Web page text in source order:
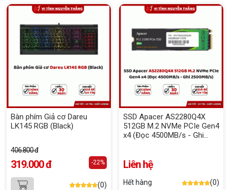
Bàn phím Giả cơ Dareu
LK145 RGB (Black)
406.800 đ
319.000 đ -22%
(0)
SSD Apacer AS2280Q4X
512GB M.2 NVMe PCIe Gen4
x4 (Đọc 4500MB/s - Ghi
Liên hệ
Hết hàng (0)